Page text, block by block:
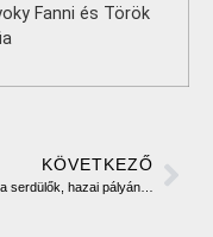
Fanni és Török
KÖVETKEZŐ
Utaznak a serdülők, hazai pályán játszanak a junior fiúk